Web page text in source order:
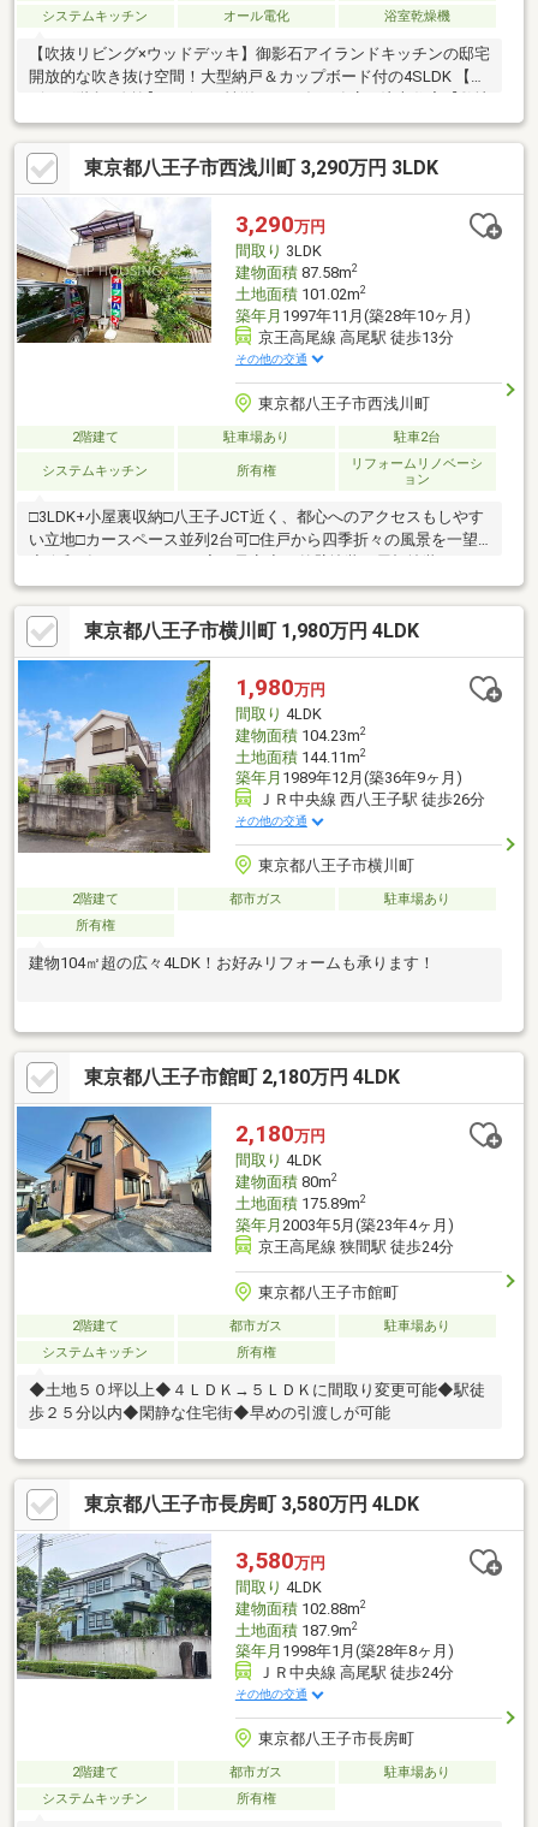
システムキッチン
オール電化 浴室乾燥機
【吹抜リビング×ウッドデッキ】御影石アイランドキッチンの邸宅
開放的な吹き抜け空間！大型納戸＆カップボード付の4SLDK 【リ
ゆったり63坪超】カースペース2台可×ウッドデッキ付東宝ハウス
ライフソリューションズグループはおかげさまで創業50年。たく
さんのお客様からのお言葉に感謝してこれからも楽しく素敵なお
家探しをお約束します。お家探しを始めてみようと思われたらま
ずは、お気軽に東宝ハウス町田に相談してみませんか？何も決ま
っていなくて大丈夫！まずはお客様の夢をお聞かせください！
東京都八王子市西浅川町 3,290万円 3LDK
3,290万円
間取り 3LDK
建物面積87.58m2
土地面積101.02m2
築年月 1997年11月(築28年10ヶ月)
京王高尾線 高尾駅 徒歩13分
その他の交通
東京都八王子市西浅川町
2階建て 駐車場あり 駐車2台
システムキッチン 所有権
リフォームリノベーシ
ョン
□3LDK+小屋裏収納□八王子JCT近く、都心へのアクセスもしやす
い立地□カースペース並列2台可□住戸から四季折々の風景を一望
◇令和8年9月リフォーム完了予定◇・外壁塗装・屋根塗装・バル
コニー防水工事・キッチン交換・ユニットバス交換・洗面化粧台
交換・トイレ交換(1F・2F) ・クロス張替え・フロアタイル張替
え・和室(畳・襖・障子)・リペア工事・給湯器交換・照明交換・
スイッチ交換・ハウスクリーニングetc.～お好きな日時にご内見
可能～「宅地建物取引士」、「住宅ローンアドバイザー」資格保
有者が担当いたします！住宅ローン無料相談承ります！お気軽に
お問合せください！
東京都八王子市横川町 1,980万円 4LDK
1,980万円
間取り 4LDK
建物面積104.23m2
土地面積144.11m2
築年月 1989年12月(築36年9ヶ月)
ＪＲ中央線 西八王子駅 徒歩26分
その他の交通
東京都八王子市横川町
2階建て 都市ガス
駐車場あり
所有権
建物104㎡超の広々4LDK！お好みリフォームも承ります！
東京都八王子市館町 2,180万円 4LDK
2,180万円
間取り 4LDK
建物面積80m2
土地面積175.89m2
築年月 2003年5月(築23年4ヶ月)
京王高尾線 狭間駅 徒歩24分
東京都八王子市館町
2階建て 都市ガス
駐車場あり
システムキッチン
所有権
◆土地５０坪以上◆４ＬＤＫ→５ＬＤＫに間取り変更可能◆駅徒
歩２５分以内◆閑静な住宅街◆早めの引渡しが可能
東京都八王子市長房町 3,580万円 4LDK
3,580万円
間取り 4LDK
建物面積102.88m2
土地面積187.9m2
築年月 1998年1月(築28年8ヶ月)
ＪＲ中央線 高尾駅 徒歩24分
その他の交通
東京都八王子市長房町
2階建て 都市ガス
駐車場あり
システムキッチン
所有権